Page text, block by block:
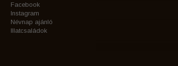
Facebook
Instagram
Névnap ajánló
Illatcsaládok